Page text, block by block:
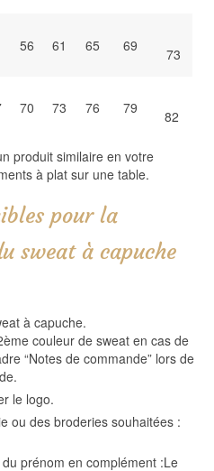
56 61 65 69 73
70 73 76 79 82
produit similaire en votre
à plat sur une table.
pour la
sweat à capuche
à capuche.
couleur de sweat en cas de
“Notes de commande” lors de
le logo.
ou des broderies souhaitées :
prénom en complément :Le